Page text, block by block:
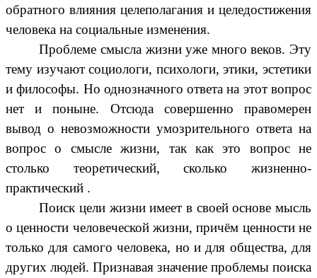
обратного влияния целеполагания и целедостижения
человека на социальные изменения.
Проблеме смысла жизни уже много веков. Эту
тему изучают социологи, психологи, этики, эстетики
и философы. Но однозначного ответа на этот вопрос
нет и поныне. Отсюда совершенно правомерен
вывод о невозможности умозрительного ответа на
вопрос о смысле жизни, так как это вопрос не
столько теоретический, сколько жизненно-
практический .
Поиск цели жизни имеет в своей основе мысль
о ценности человеческой жизни, причём ценности не
только для самого человека, но и для общества, для
других людей. Признавая значение проблемы поиска